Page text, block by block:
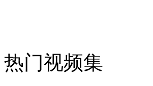
消防员救轻生者 花炮节热闹非凡
热门视频集